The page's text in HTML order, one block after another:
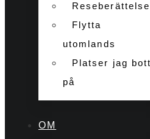
Flytta
utomlands
Platser jag bott
på
OM